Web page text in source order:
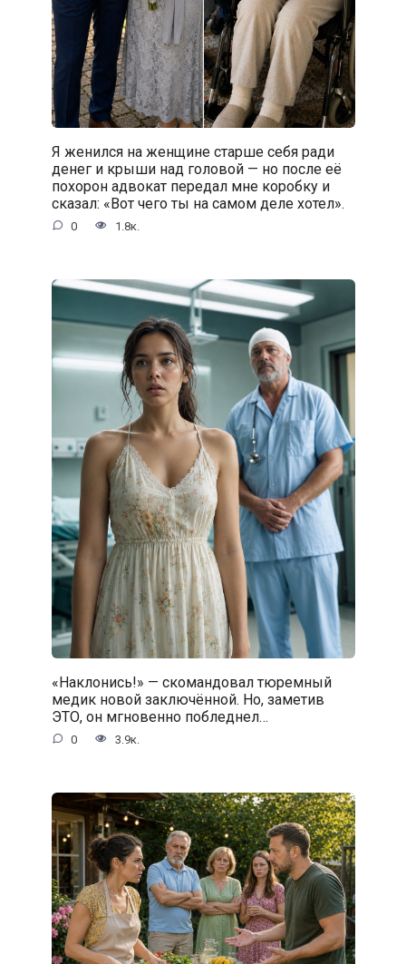
Я женился на женщине старше себя ради
денег и крыши над головой — но после её
похорон адвокат передал мне коробку и
сказал: «Вот чего ты на самом деле хотел».
0 1.8к.
«Наклонись!» — скомандовал тюремный
медик новой заключённой. Но, заметив
ЭТО, он мгновенно побледнел…
0 3.9к.